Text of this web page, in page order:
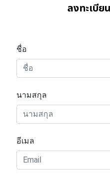
ลงทะเบีย